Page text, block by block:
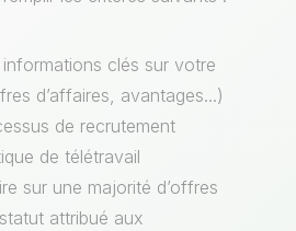
clés sur votre
d’affaires, avantages...)
de recrutement
de télétravail
sur une majorité d’offres
attribué aux